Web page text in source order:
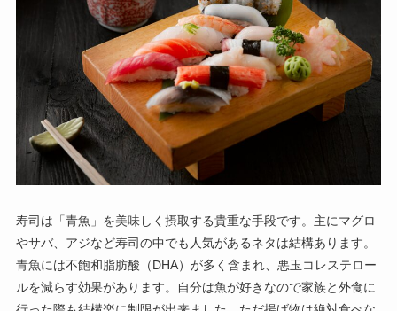
寿司は「青魚」を美味しく摂取する貴重な手段です。主にマグロ
やサバ、アジなど寿司の中でも人気があるネタは結構あります。
青魚には不飽和脂肪酸（DHA）が多く含まれ、悪玉コレステロー
ルを減らす効果があります。自分は魚が好きなので家族と外食に